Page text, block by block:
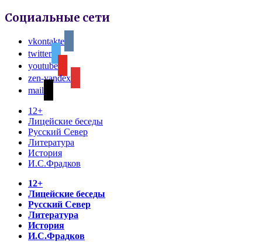
Социальные сети
vkontakte
twitter
youtube
zen-yandex
mail
12+
Лицейские беседы
Русский Север
Литература
История
И.С.Фрадков
12+
Лицейские беседы
Русский Север
Литература
История
И.С.Фрадков